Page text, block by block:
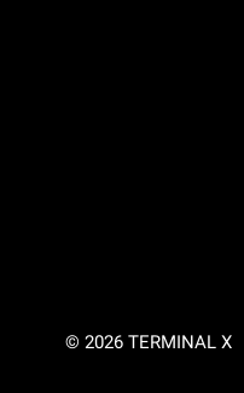
© 2026 TERMINAL X